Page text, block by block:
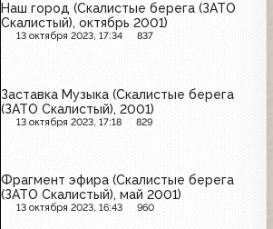
Наш город (Скалистые берега (ЗАТО
Скалистый), октябрь 2001)
13 октября 2023, 17:34 837
Заставка Музыка (Скалистые берега
(ЗАТО Скалистый), 2001)
13 октября 2023, 17:18 829
Фрагмент эфира (Скалистые берега
(ЗАТО Скалистый), май 2001)
13 октября 2023, 16:43 960